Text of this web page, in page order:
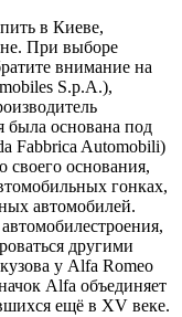
в Киеве,
При выборе
внимание на
S.p.A.),
была основана под
Fabbrica Automobili)
основания,
гонках,
автомобилей.
другими
у Alfa Romeo
Alfa объединяет
ещё в XV веке.